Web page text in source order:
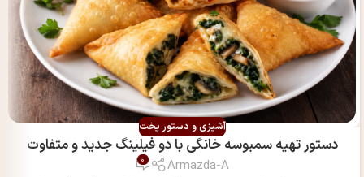
آشپزی و دستور پخت
دستور تهیه سمبوسه خانگی با دو فیلینگ جدید و متفاوت
Armazda-A
0